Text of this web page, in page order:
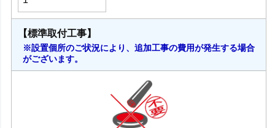
【標準取付工事】
※設置個所のご状況により、追加工事の費用が発生する場合
がございます。